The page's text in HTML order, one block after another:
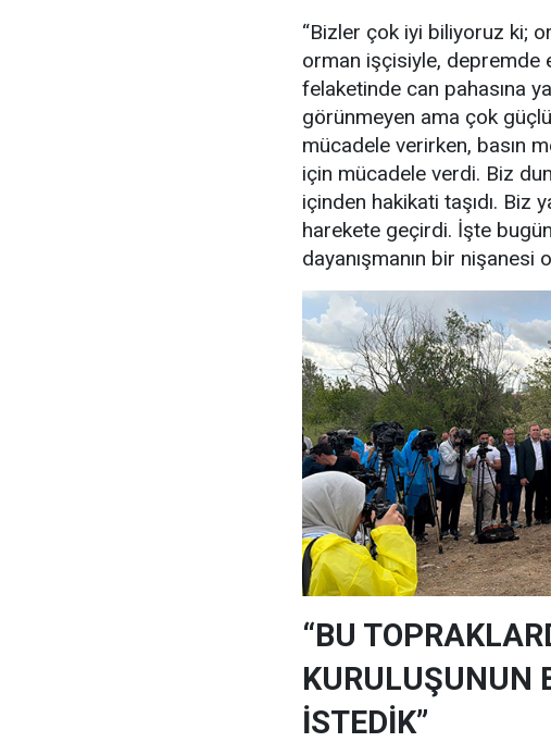
“Bizler çok iyi biliyoruz ki;
orman işçisiyle, depremde
felaketinde can pahasına
görünmeyen ama çok
mücadele verirken, basın
için mücadele verdi. Biz
içinden hakikati taşıdı. Biz
harekete geçirdi. İşte
dayanışmanın bir nişanesi
“BU
KURULUŞUNUN
İSTEDİK”